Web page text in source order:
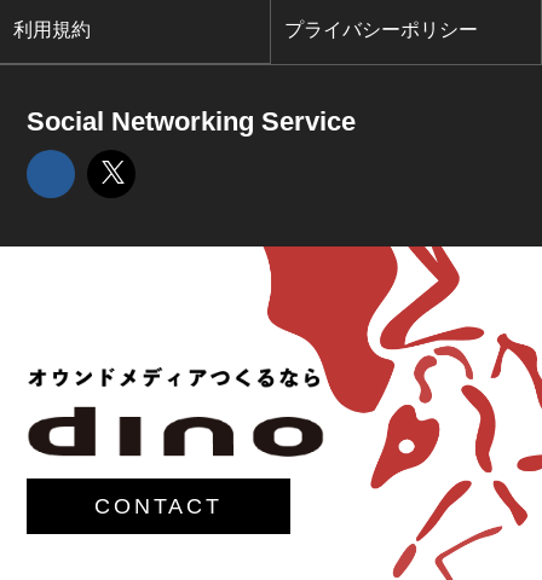
利用規約 プライバシーポリシー
Social Networking Service
CONTACT